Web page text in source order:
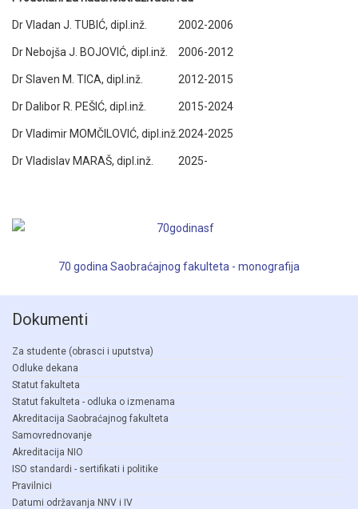
Dr Vladan J. TUBIĆ, dipl.inž. 2002-2006
Dr Nebojša J. BOJOVIĆ, dipl.inž. 2006-2012
Dr Slaven M. TICA, dipl.inž. 2012-2015
Dr Dalibor R. PEŠIĆ, dipl.inž. 2015-2024
Dr Vladimir MOMČILOVIĆ, dipl.inž. 2024-2025
Dr Vladislav MARAŠ, dipl.inž. 2025-
70 godina Saobraćajnog fakulteta - monografija
Dokumenti
Za studente (obrasci i uputstva)
Odluke dekana
Statut fakulteta
Statut fakulteta - odluka o izmenama
Akreditacija Saobraćajnog fakulteta
Samovrednovanje
Akreditacija NIO
ISO standardi - sertifikati i politike
Pravilnici
Datumi održavanja NNV i IV